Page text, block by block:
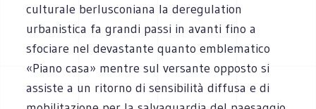
culturale berlusconiana la deregulation
urbanistica fa grandi passi in avanti fino a
sfociare nel devastante quanto emblematico
«Piano casa» mentre sul versante opposto si
assiste a un ritorno di sensibilità diffusa e di